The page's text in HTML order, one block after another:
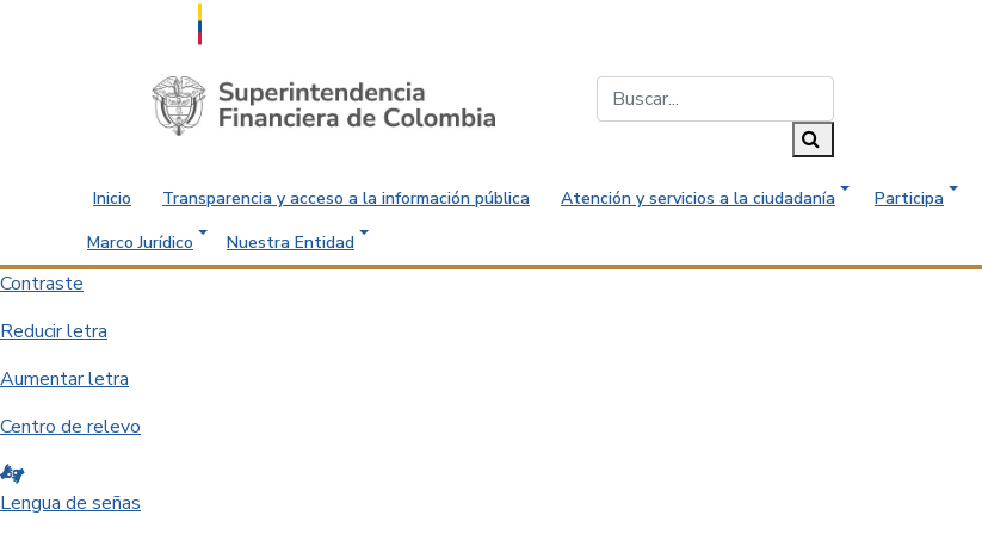
Saltar al contenido principal
Inicio Transparencia y acceso a la información pública Atención y servicios a la ciudadanía Participa
Marco Jurídico
Nuestra Entidad
Contraste
Reducir letra
Aumentar letra
Centro de relevo
Lengua de señas